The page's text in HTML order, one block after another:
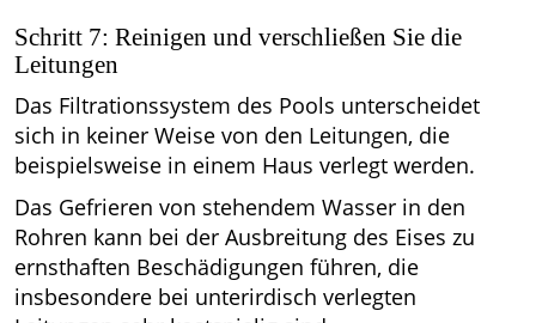
Schritt 7: Reinigen und verschließen Sie die
Leitungen
Das Filtrationssystem des Pools unterscheidet
sich in keiner Weise von den Leitungen, die
beispielsweise in einem Haus verlegt werden.
Das Gefrieren von stehendem Wasser in den
Rohren kann bei der Ausbreitung des Eises zu
ernsthaften Beschädigungen führen, die
insbesondere bei unterirdisch verlegten